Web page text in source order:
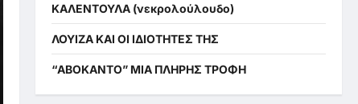
ΚΑΛΕΝΤΟΥΛΑ (νεκρολούλουδο)
ΛΟΥΙΖΑ ΚΑΙ ΟΙ ΙΔΙΟΤΗΤΕΣ ΤΗΣ
“ΑΒΟΚΑΝΤΟ” ΜΙΑ ΠΛΗΡΗΣ ΤΡΟΦΗ